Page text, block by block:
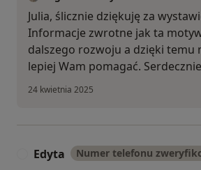
Julia, ślicznie dziękuję za
Informacje zwrotne jak ta
dalszego rozwoju a dzięki temu
lepiej Wam pomagać.
24 kwietnia 2025
Edyta Numer telefonu